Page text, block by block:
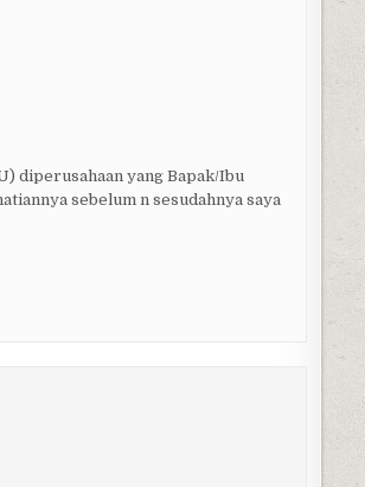
diperusahaan yang Bapak/Ibu
sebelum n sesudahnya saya